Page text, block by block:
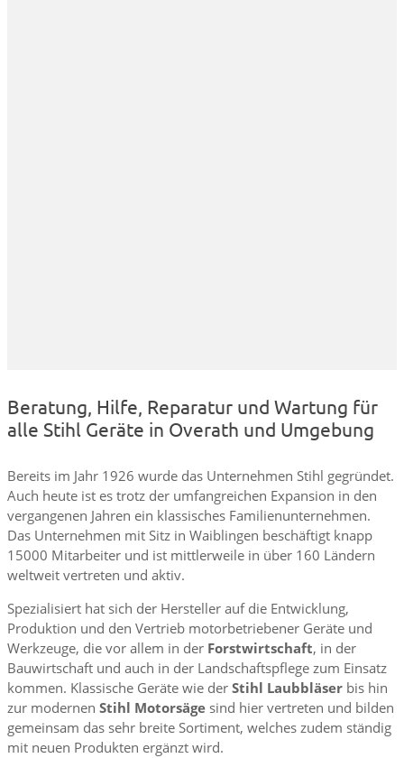
Beratung, Hilfe, Reparatur und Wartung für
alle Stihl Geräte in Overath und Umgebung
Bereits im Jahr 1926 wurde das Unternehmen Stihl gegründet.
Auch heute ist es trotz der umfangreichen Expansion in den
vergangenen Jahren ein klassisches Familienunternehmen.
Das Unternehmen mit Sitz in Waiblingen beschäftigt knapp
15000 Mitarbeiter und ist mittlerweile in über 160 Ländern
weltweit vertreten und aktiv.
Spezialisiert hat sich der Hersteller auf die Entwicklung,
Produktion und den Vertrieb motorbetriebener Geräte und
Werkzeuge, die vor allem in der Forstwirtschaft, in der
Bauwirtschaft und auch in der Landschaftspflege zum Einsatz
kommen. Klassische Geräte wie der Stihl Laubbläser bis hin
zur modernen Stihl Motorsäge sind hier vertreten und bilden
gemeinsam das sehr breite Sortiment, welches zudem ständig
mit neuen Produkten ergänzt wird.